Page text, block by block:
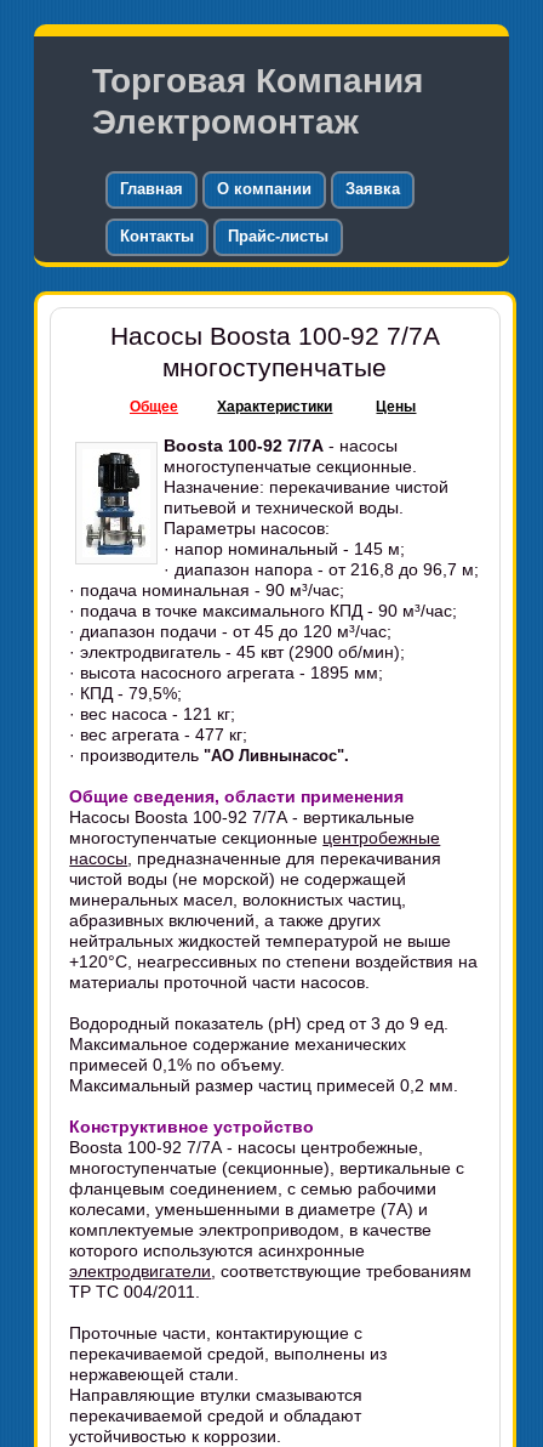
Торговая Компания
Электромонтаж
Главная О компании Заявка
Контакты Прайс-листы
Насосы Boosta 100-92 7/7А
многоступенчатые
Общее Характеристики Цены
Boosta 100-92 7/7А - насосы
многоступенчатые секционные.
Назначение: перекачивание чистой
питьевой и технической воды.
Параметры насосов:
· напор номинальный - 145 м;
· диапазон напора - от 216,8 до 96,7 м;
· подача номинальная - 90 м³/час;
· подача в точке максимального КПД - 90 м³/час;
· диапазон подачи - от 45 до 120 м³/час;
· электродвигатель - 45 квт (2900 об/мин);
· высота насосного агрегата - 1895 мм;
· КПД - 79,5%;
· вес насоса - 121 кг;
· вес агрегата - 477 кг;
· производитель"АО Ливнынасос".
Общие сведения, области применения
Насосы Boosta 100-92 7/7А - вертикальные
многоступенчатые секционные центробежные
насосы , предназначенные для перекачивания
чистой воды (не морской) не содержащей
минеральных масел, волокнистых частиц,
абразивных включений, а также других
нейтральных жидкостей температурой не выше
+120°C, неагрессивных по степени воздействия на
материалы проточной части насосов.
Водородный показатель (pH) сред от 3 до 9 ед.
Максимальное содержание механических
примесей 0,1% по объему.
Максимальный размер частиц примесей 0,2 мм.
Конструктивное устройство
Boosta 100-92 7/7А - насосы центробежные,
многоступенчатые (секционные), вертикальные с
фланцевым соединением, с семью рабочими
колесами, уменьшенными в диаметре (7А) и
комплектуемые электроприводом, в качестве
которого используются асинхронные
электродвигатели , соответствующие требованиям
ТР ТС 004/2011.
Проточные части, контактирующие с
перекачиваемой средой, выполнены из
нержавеющей стали.
Направляющие втулки смазываются
перекачиваемой средой и обладают
устойчивостью к коррозии.